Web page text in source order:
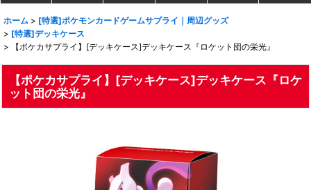
ホーム > [特選]ポケモンカードゲームサプライ｜周辺グッズ
> [特選]デッキケース
>
【ポケカサプライ】[デッキケース]デッキケース『ロケット団の栄光』
【ポケカサプライ】[デッキケース]デッキケース『ロケ
ット団の栄光』